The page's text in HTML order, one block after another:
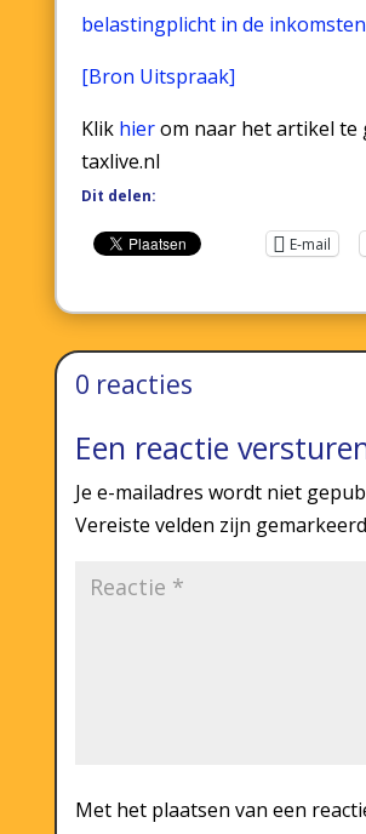
belastingplicht in de
[Bron Uitspraak]
Klik hierom naar het artikel te
taxlive.nl
Dit delen:
E-mail
0 reacties
Een reactie
Je e-mailadres wordt niet
Vereiste velden zijn
Met het plaatsen van een